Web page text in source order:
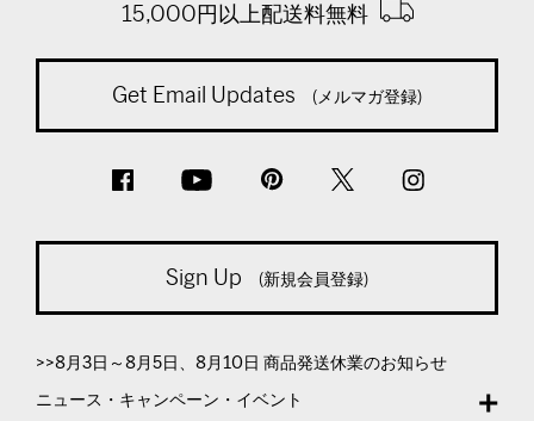
15,000円以上配送料無料
Get Email Updates (メルマガ登録)
Sign Up (新規会員登録)
>>8月3日～8月5日、8月10日 商品発送休業のお知らせ
ニュース・キャンペーン・イベント